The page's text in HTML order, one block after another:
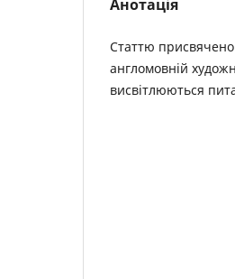
Анотація
Статтю присвячено
англомовній
висвітлюються